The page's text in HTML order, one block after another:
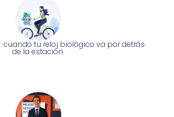
cuando tu reloj biológico va por detrás
de la estación.